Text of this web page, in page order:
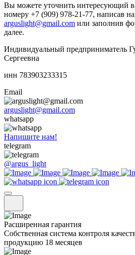
Вы можете уточнить интересующий
номеру +7 (909) 978-21-77, написав
arguslight@gmail.com или заполнив
далее.
Индивидуальный предприниматель
Сергеевна
инн 783903233315
Email
arguslight@gmail.com
whatsapp
Напишите нам!
telegram
@argus_light
Расширенная гарантия
Собственная система контроля
продукцию 18 месяцев